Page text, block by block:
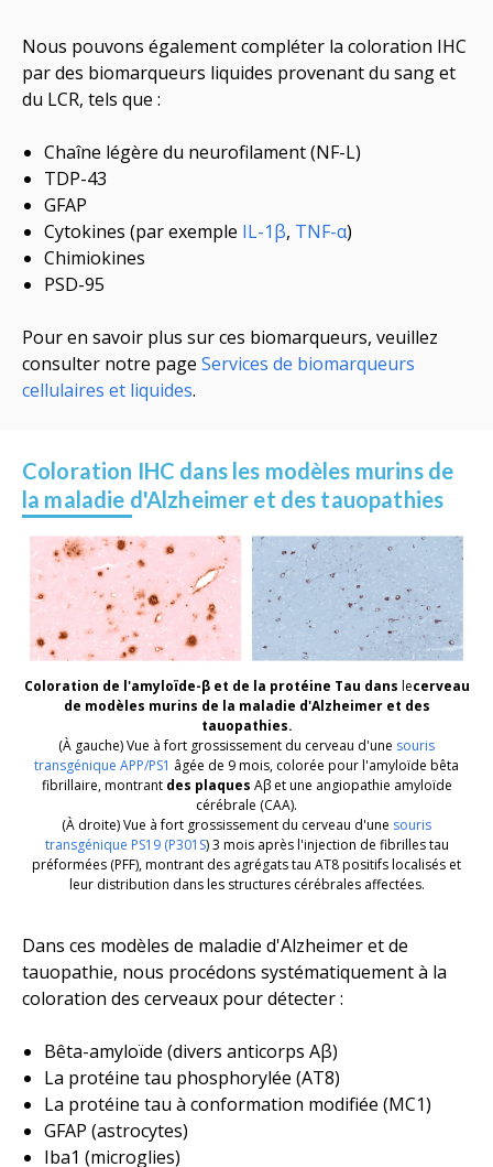
Nous pouvons également compléter la coloration IHC
par des biomarqueurs liquides provenant du sang et
du LCR, tels que :
Chaîne légère du neurofilament (NF-L)
TDP-43
GFAP
Cytokines (par exemple IL-1β, TNF-α)
Chimiokines
PSD-95
Pour en savoir plus sur ces biomarqueurs, veuillez
consulter notre page Services de biomarqueurs
cellulaires et liquides.
Coloration IHC dans les modèles murins de
la maladie d'Alzheimer et des tauopathies
Coloration de l'amyloïde-β et de la protéine Tau dans lecerveau
de modèles murins de la maladie d'Alzheimer et des
tauopathies.
(À gauche) Vue à fort grossissement du cerveau d'une souris
transgénique APP/PS1 âgée de 9 mois, colorée pour l'amyloïde bêta
fibrillaire, montrantdes plaques Aβ et une angiopathie amyloïde
cérébrale (CAA).
(À droite) Vue à fort grossissement du cerveau d'une souris
transgénique PS19 (P301S) 3 mois après l'injection de fibrilles tau
préformées (PFF), montrant des agrégats tau AT8 positifs localisés et
leur distribution dans les structures cérébrales affectées.
Dans ces modèles de maladie d'Alzheimer et de
tauopathie, nous procédons systématiquement à la
coloration des cerveaux pour détecter :
Bêta-amyloïde (divers anticorps Aβ)
La protéine tau phosphorylée (AT8)
La protéine tau à conformation modifiée (MC1)
GFAP (astrocytes)
Iba1 (microglies)